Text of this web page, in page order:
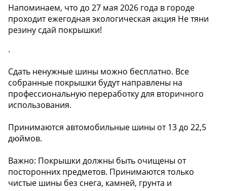
Напоминаем, что до 27 мая 2026 года в городе
проходит ежегодная экологическая акция Не тяни
резину сдай покрышки!
.
Сдать ненужные шины можно бесплатно. Все
собранные покрышки будут направлены на
профессиональную переработку для вторичного
использования.
Принимаются автомобильные шины от 13 до 22,5
дюймов.
Важно: Покрышки должны быть очищены от
посторонних предметов. Принимаются только
чистые шины без снега, камней, грунта и